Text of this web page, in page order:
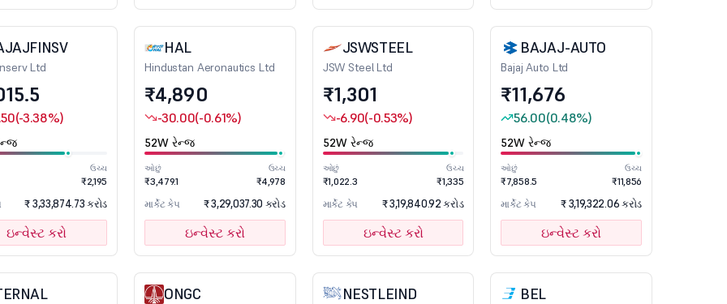
Ltd
(-3.38%)
ઉચ્ચ
₹2,195
₹ 3,33,874.73 કરોડ
ઇન્વેસ્ટ કરો
HAL
Hindustan Aeronautics Ltd
₹4,890
-30.00(-0.61%)
52W રેન્જ
ઓછું
₹3,479.1
ઉચ્ચ
₹4,978
માર્કેટ કેપ
₹ 3,29,037.30 કરોડ
ઇન્વેસ્ટ કરો
JSWSTEEL
JSW Steel Ltd
₹1,301
-6.90(-0.53%)
52W રેન્જ
ઓછું
₹1,022.3
ઉચ્ચ
₹1,335
માર્કેટ કેપ
₹ 3,19,840.92 કરોડ
ઇન્વેસ્ટ કરો
BAJAJ-AUTO
Bajaj Auto Ltd
₹11,676
56.00(0.48%)
52W રેન્જ
ઓછું
₹7,858.5
ઉચ્ચ
₹11,856
માર્કેટ કેપ
₹ 3,19,322.06 કરોડ
ઇન્વેસ્ટ કરો
ONGC NESTLEIND BEL